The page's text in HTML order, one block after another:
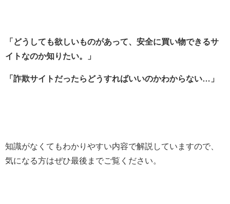
「どうしても欲しいものがあって、安全に買い物できるサ
イトなのか知りたい。」
「詐欺サイトだったらどうすればいいのかわからない…」
知識がなくてもわかりやすい内容で解説していますので、
気になる方はぜひ最後までご覧ください。